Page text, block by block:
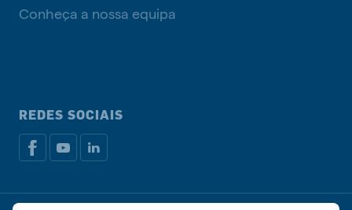
Conheça a nossa equipa
REDES SOCIAIS